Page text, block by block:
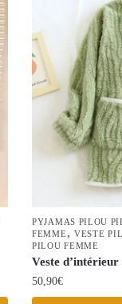
PYJAMAS PILOU
FEMME, VESTE
PILOU FEMME
Veste
50,90€